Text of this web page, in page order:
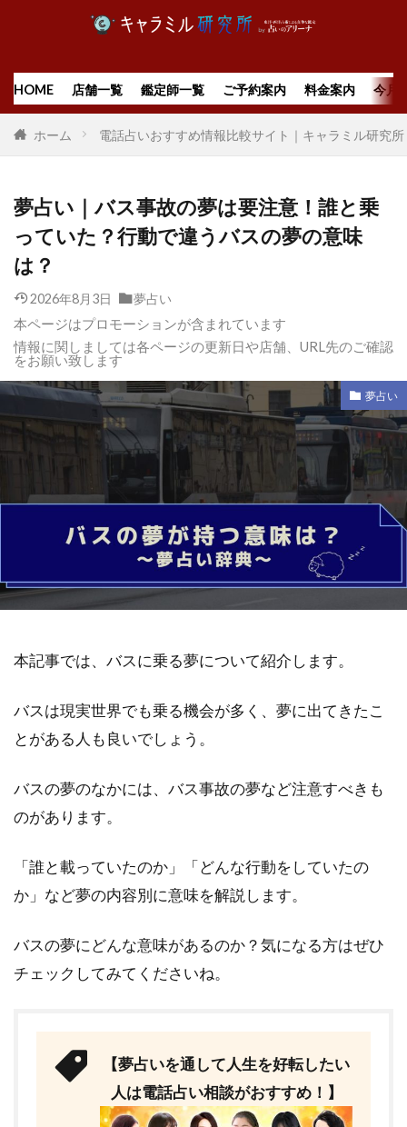
HOME 店舗一覧 鑑定師一覧 ご予約案内 料金案内 今月
ホーム 電話占いおすすめ情報比較サイト｜キャラミル研究所
夢占い｜バス事故の夢は要注意！誰と乗
っていた？行動で違うバスの夢の意味
は？
2026年8月3日 夢占い
本ページはプロモーションが含まれています
情報に関しましては各ページの更新日や店舗、URL先のご確認
をお願い致します
夢占い
本記事では、バスに乗る夢について紹介します。
バスは現実世界でも乗る機会が多く、夢に出てきたこ
とがある人も良いでしょう。
バスの夢のなかには、バス事故の夢など注意すべきも
のがあります。
「誰と載っていたのか」「どんな行動をしていたの
か」など夢の内容別に意味を解説します。
バスの夢にどんな意味があるのか？気になる方はぜひ
チェックしてみてくださいね。
【夢占いを通して人生を好転したい
人は電話占い相談がおすすめ！】